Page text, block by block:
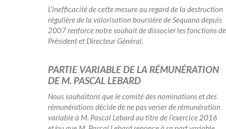
L’inefficacité de cette mesure au regard de la destruction
régulière de la valorisation boursière de Sequana depuis
2007 renforce notre souhait de dissocier les fonctions de
Président et Directeur Général.
PARTIE VARIABLE DE LA RÉMUNÉRATION
DE M. PASCAL LEBARD
Nous souhaitons que le comité des nominations et des
rémunérations décide de ne pas verser de rémunération
variable à M. Pascal Lebard au titre de l’exercice 2016